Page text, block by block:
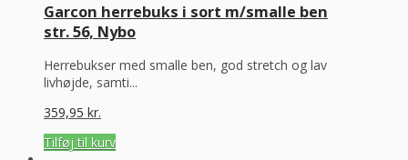
Garcon herrebuks i sort m/smalle ben
str. 56, Nybo
Herrebukser med smalle ben, god stretch og lav
livhøjde, samti...
359,95 kr.
Tilføj til kurv